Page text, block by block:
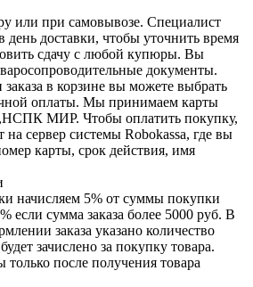
или при самовывозе. Специалист
день доставки, чтобы уточнить время
сдачу с любой купюры. Вы
документы.
в корзине вы можете выбрать
оплаты. Мы принимаем карты
МИР. Чтобы оплатить покупку,
на сервер системы Robokassa, где вы
карты, срок действия, имя
начисляем 5% от суммы покупки
если сумма заказа более 5000 руб. В
заказа указано количество
зачислено за покупку товара.
после получения товара